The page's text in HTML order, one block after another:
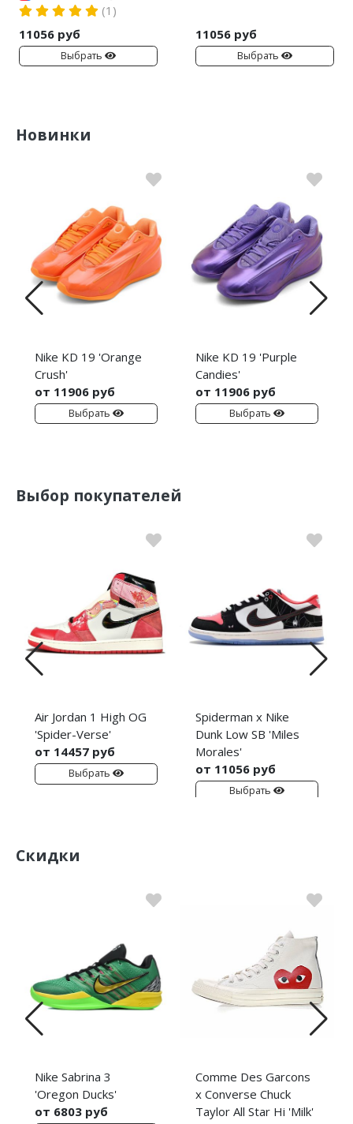
(1)
11056 руб
Выбрать
11056 руб
Выбрать
Новинки
Nike KD 19 'Orange
Crush'
от 11906 руб
Выбрать
Nike KD 19 'Purple
Candies'
от 11906 руб
Выбрать
Выбор покупателей
Air Jordan 1 High OG
'Spider-Verse'
от 14457 руб
Выбрать
Spiderman x Nike
Dunk Low SB 'Miles
Morales'
от 11056 руб
Выбрать
Скидки
Nike Sabrina 3
'Oregon Ducks'
от 6803 руб
Comme Des Garcons
x Converse Chuck
Taylor All Star Hi 'Milk'